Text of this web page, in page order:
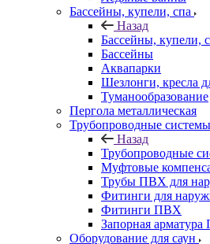
Бассейны, купели, спа
Назад
Бассейны, купели,
Бассейны
Аквапарки
Шезлонги, кресла
Туманообразование
Пергола металлическая
Трубопроводные
Назад
Трубопроводные
Муфтовые
Трубы ПВХ для
Фитинги для
Фитинги ПВХ
Запорная
Оборудование для саун